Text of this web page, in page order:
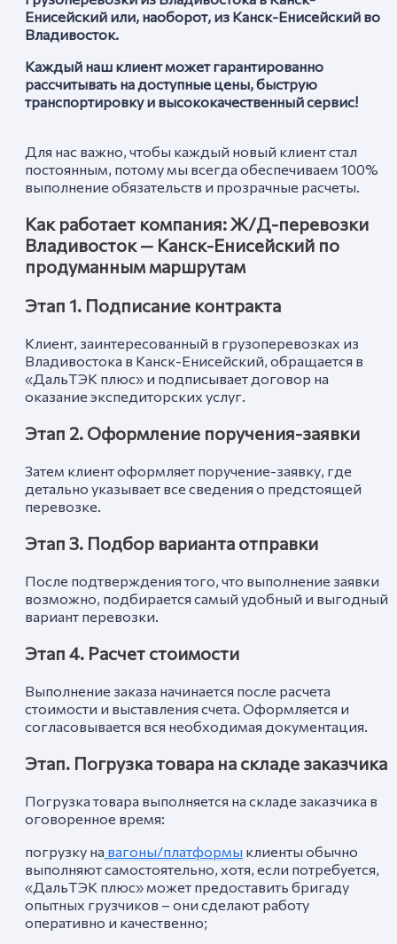
Енисейский или, наоборот, из Канск-Енисейский во
Владивосток.
Каждый наш клиент может гарантированно
рассчитывать на доступные цены, быструю
транспортировку и высококачественный сервис!
Для нас важно, чтобы каждый новый клиент стал
постоянным, потому мы всегда обеспечиваем 100%
выполнение обязательств и прозрачные расчеты.
Как работает компания: Ж/Д-перевозки
Владивосток — Канск-Енисейский по
продуманным маршрутам
Этап 1. Подписание контракта
Клиент, заинтересованный в грузоперевозках из
Владивостока в Канск-Енисейский, обращается в
«ДальТЭК плюс» и подписывает договор на
оказание экспедиторских услуг.
Этап 2. Оформление поручения-заявки
Затем клиент оформляет поручение-заявку, где
детально указывает все сведения о предстоящей
перевозке.
Этап 3. Подбор варианта отправки
После подтверждения того, что выполнение заявки
возможно, подбирается самый удобный и выгодный
вариант перевозки.
Этап 4. Расчет стоимости
Выполнение заказа начинается после расчета
стоимости и выставления счета. Оформляется и
согласовывается вся необходимая документация.
Этап. Погрузка товара на складе заказчика
Погрузка товара выполняется на складе заказчика в
оговоренное время:
погрузку на вагоны/платформы клиенты обычно
выполняют самостоятельно, хотя, если потребуется,
«ДальТЭК плюс» может предоставить бригаду
опытных грузчиков – они сделают работу
оперативно и качественно;